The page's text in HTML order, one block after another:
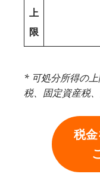
上
限
* 可処分所得の
税、固定資産税
税